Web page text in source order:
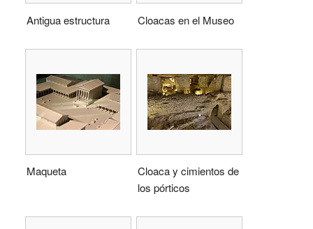
Antigua estructura Cloacas en el Museo
Maqueta
Cloaca y cimientos de
los pórticos